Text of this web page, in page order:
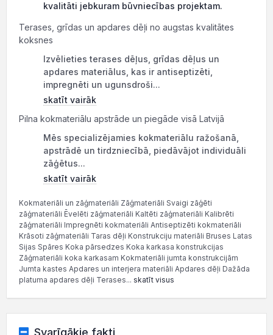
kvalitāti jebkuram būvniecības projektam.
Terases, grīdas un apdares dēļi no augstas kvalitātes
koksnes
Izvēlieties terases dēļus, grīdas dēļus un
apdares materiālus, kas ir antiseptizēti,
impregnēti un ugunsdroši...
skatīt vairāk
Pilna kokmateriālu apstrāde un piegāde visā Latvijā
Mēs specializējamies kokmateriālu ražošanā,
apstrādē un tirdzniecībā, piedāvājot individuāli
zāģētus...
skatīt vairāk
Kokmateriāli un zāģmateriāli Zāģmateriāli Svaigi zāģēti
zāģmateriāli Ēvelēti zāģmateriāli Kaltēti zāģmateriāli Kalibrēti
zāģmateriāli Impregnēti kokmateriāli Antiseptizēti kokmateriāli
Krāsoti zāģmateriāli Taras dēļi Konstrukciju materiāli Bruses Latas
Sijas Spāres Koka pārsedzes Koka karkasa konstrukcijas
Zāģmateriāli koka karkasam Kokmateriāli jumta konstrukcijām
Jumta kastes Apdares un interjera materiāli Apdares dēļi Dažāda
platuma apdares dēļi Terases... skatīt visus
Svarīgākie fakti